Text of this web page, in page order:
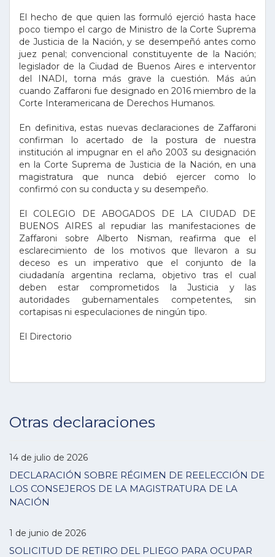
El hecho de que quien las formuló ejerció hasta hace
poco tiempo el cargo de Ministro de la Corte Suprema
de Justicia de la Nación, y se desempeñó antes como
juez penal; convencional constituyente de la Nación;
legislador de la Ciudad de Buenos Aires e interventor
del INADI, torna más grave la cuestión. Más aún
cuando Zaffaroni fue designado en 2016 miembro de la
Corte Interamericana de Derechos Humanos.
En definitiva, estas nuevas declaraciones de Zaffaroni
confirman lo acertado de la postura de nuestra
institución al impugnar en el año 2003 su designación
en la Corte Suprema de Justicia de la Nación, en una
magistratura que nunca debió ejercer como lo
confirmó con su conducta y su desempeño.
El COLEGIO DE ABOGADOS DE LA CIUDAD DE
BUENOS AIRES al repudiar las manifestaciones de
Zaffaroni sobre Alberto Nisman, reafirma que el
esclarecimiento de los motivos que llevaron a su
deceso es un imperativo que el conjunto de la
ciudadanía argentina reclama, objetivo tras el cual
deben estar comprometidos la Justicia y las
autoridades gubernamentales competentes, sin
cortapisas ni especulaciones de ningún tipo.
El Directorio
Otras declaraciones
14 de julio de 2026
DECLARACIÓN SOBRE RÉGIMEN DE REELECCIÓN DE
LOS CONSEJEROS DE LA MAGISTRATURA DE LA
NACIÓN
1 de junio de 2026
SOLICITUD DE RETIRO DEL PLIEGO PARA OCUPAR